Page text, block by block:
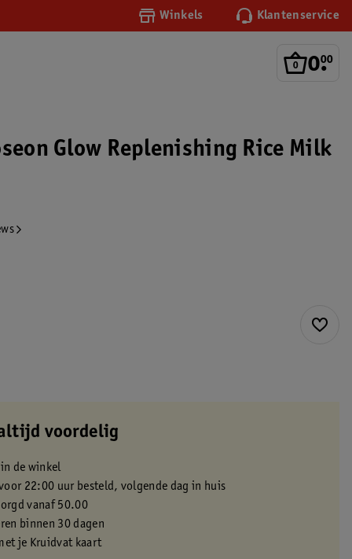
Winkels Klantenservice
0.
00
Glow Replenishing Rice Milk
voordelig
de winkel
22:00 uur besteld, volgende dag in huis
vanaf 50.00
binnen 30 dagen
je Kruidvat kaart